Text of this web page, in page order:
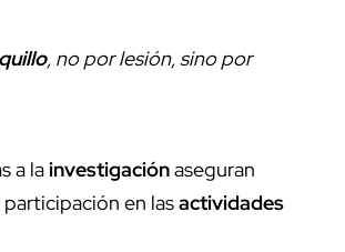
, no por lesión, sino por
a lainvestigaciónaseguran
en lasactividades